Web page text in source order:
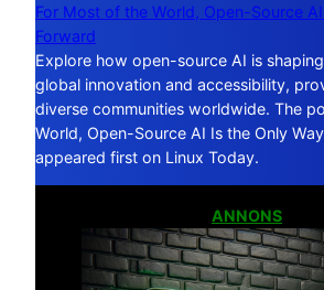
For Most of the World, Open-Source
Forward
Explore how open-source AI is
global innovation and accessibility,
diverse communities worldwide. The
World, Open-Source AI Is the Only
appeared first on Linux Today.
ANNONS